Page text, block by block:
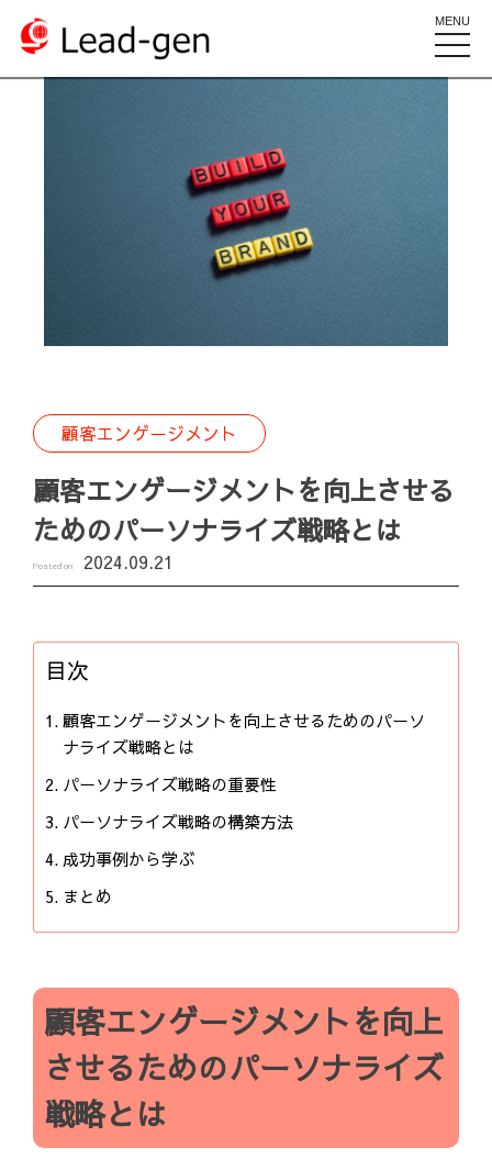
MENU
toggle
顧客エンゲージメント
顧客エンゲージメントを向上させる
ためのパーソナライズ戦略とは
Posted on 2024.09.21
目次
顧客エンゲージメントを向上させるためのパーソ
ナライズ戦略とは
パーソナライズ戦略の重要性
パーソナライズ戦略の構築方法
成功事例から学ぶ
まとめ
顧客エンゲージメントを向上
させるためのパーソナライズ
戦略とは